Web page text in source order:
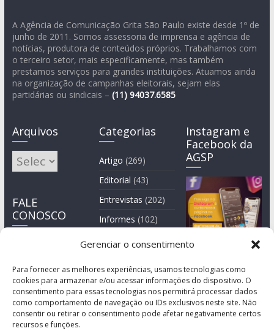
Gerenciar o consentimento
Para fornecer as melhores experiências, usamos tecnologias como
cookies para armazenar e/ou acessar informações do dispositivo. O
consentimento para essas tecnologias nos permitirá processar dados
como comportamento de navegação ou IDs exclusivos neste site. Não
consentir ou retirar o consentimento pode afetar negativamente certos
recursos e funções.
A Agência de Comunicação Grita São Paulo existe desde 1º de
junho de 2011. Somos assessoria de imprensa e agência de
notícias, produtora de conteúdos próprios. Trabalhamos com
o terceiro setor, mais especificamente, mas também
prestamos serviços para grandes instituições. Atuamos ainda
na organização de campanhas eleitorais, sejam elas
partidárias ou sindicais – (11) 94037.6585
Arquivos
Arquivos
FALE
CONOSCO
Categorias
Artigo (269)
Editorial (43)
Entrevistas (202)
Informes (102)
Manchete
Instagram e
Facebook da
AGSP